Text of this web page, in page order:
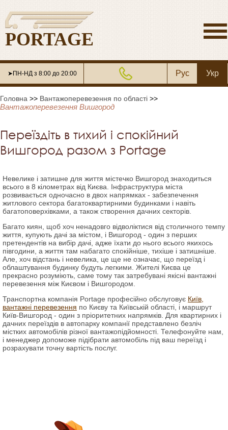
PORTAGE
➤ПН-НД з 8:00 до 20:00 Рус Укр
Головна >> Вантажоперевезення по області >>
Вантажоперевезення Вишгород
Переїздіть в тихий і спокійний
Вишгород разом з Portage
Невелике і затишне для життя містечко Вишгород знаходиться
всього в 8 кілометрах від Києва. Інфраструктура міста
розвивається одночасно в двох напрямках - забезпечення
житлового сектора багатоквартирними будинками і навіть
багатоповерхівками, а також створення дачних секторів.
Багато киян, щоб хоч ненадовго відволіктися від столичного темпу
життя, купують дачі за містом, і Вишгород - один з перших
претендентів на вибір дачі, адже їхати до нього всього якихось
півгодини, а життя там набагато спокійніше, тихіше і затишніше.
Але, хоч відстань і невелика, це ще не означає, що переїзд і
облаштування будинку будуть легкими. Жителі Києва це
прекрасно розуміють, саме тому так затребувані якісні вантажні
перевезення між Києвом і Вишгородом.
Транспортна компанія Portage професійно обслуговує Київ,
вантажні перевезення по Києву та Київській області, і маршрут
Київ-Вишгород - один з пріоритетних напрямків. Для квартирних і
дачних переїздів в автопарку компанії представлено безліч
містких автомобілів різної вантажопідйомності. Телефонуйте нам,
і менеджер допоможе підібрати автомобіль під ваш переїзд і
розрахувати точну вартість послуг.